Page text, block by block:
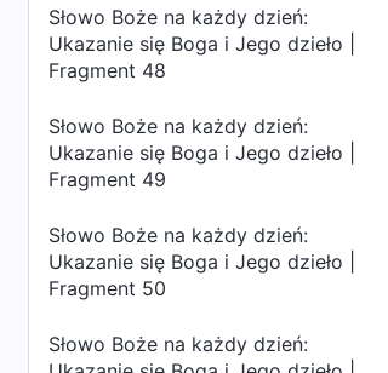
Słowo Boże na każdy dzień:
Ukazanie się Boga i Jego dzieło |
Fragment 48
Słowo Boże na każdy dzień:
Ukazanie się Boga i Jego dzieło |
Fragment 49
Słowo Boże na każdy dzień:
Ukazanie się Boga i Jego dzieło |
Fragment 50
Słowo Boże na każdy dzień: